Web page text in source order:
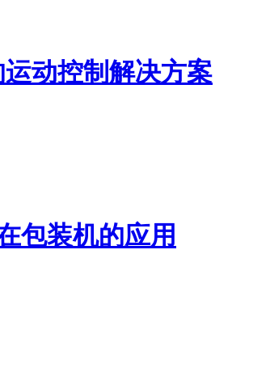
动控制解决方案
包装机的应用